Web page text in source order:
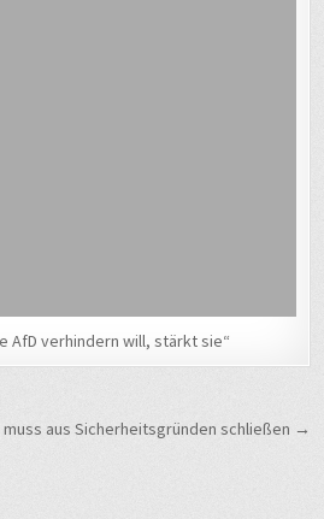
AfD verhindern will, stärkt sie“
muss aus Sicherheitsgründen schließen →